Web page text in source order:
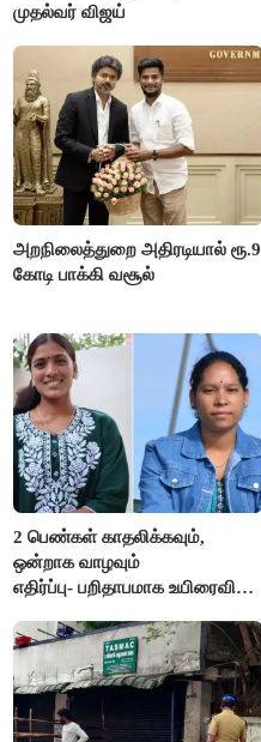
முதல்வர் விஜய்
அறநிலைத்துறை அதிரடியால் ரூ.9
கோடி பாக்கி வசூல்
2 பெண்கள் காதலிக்கவும்,
ஒன்றாக வாழவும்
எதிர்ப்பு- பறிதாபமாக உயிரைவிட்ட